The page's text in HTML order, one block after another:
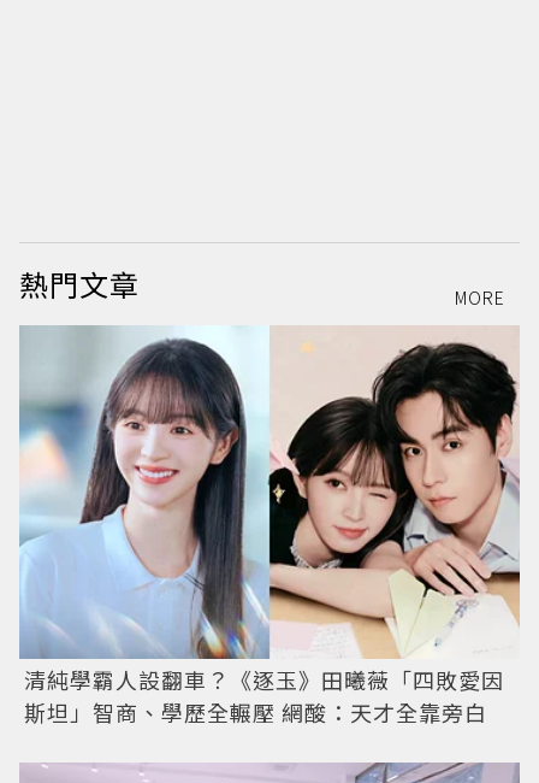
熱門文章 MORE
清純學霸人設翻車？《逐玉》田曦薇「四敗愛因
斯坦」智商、學歷全輾壓 網酸：天才全靠旁白